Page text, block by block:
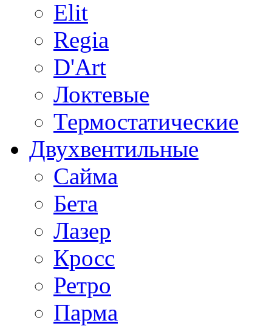
Elit
Regia
D'Art
Локтевые
Термостатические
Двухвентильные
Сайма
Бета
Лазер
Кросс
Ретро
Парма